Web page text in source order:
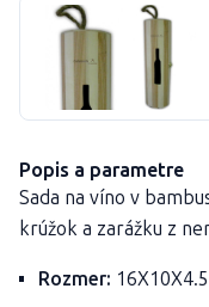
Popis a parametre
Sada na víno v
krúžok a zarážku z
Rozmer: